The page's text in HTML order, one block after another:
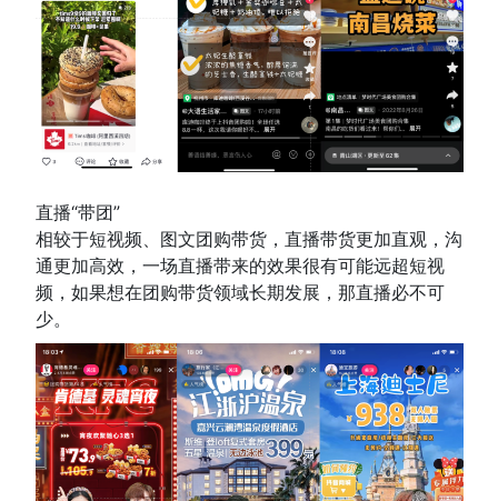
直播“带团”
相较于短视频、图文团购带货，直播带货更加直观，沟
通更加高效，一场直播带来的效果很有可能远超短视
频，如果想在团购带货领域长期发展，那直播必不可
少。